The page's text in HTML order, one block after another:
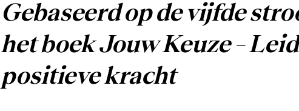
Gebaseerd op de vijfde
het boek Jouw Keuze –
positieve kracht